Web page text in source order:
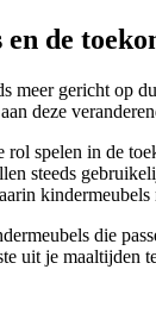
de
meer gericht op
deze
spelen in de
steeds
die
uit je maaltijden